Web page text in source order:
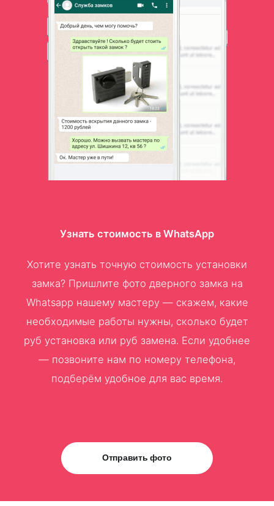
Узнать стоимость в WhatsApp
Хотите узнать точную стоимость установки
замка? Пришлите фото дверного замка на
Whatsapp нашему мастеру — скажем, какие
необходимые работы нужны, сколько будет
руб установка или руб замена. Если удобнее
— позвоните нам по номеру телефона,
подберём удобное для вас время.
Отправить фото